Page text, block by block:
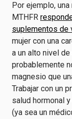
Por ejemplo,
MTHFR
suplementos de
mujer con una
a un alto nivel
probablemente
magnesio que
Trabajar con un
salud hormonal
(ya sea un